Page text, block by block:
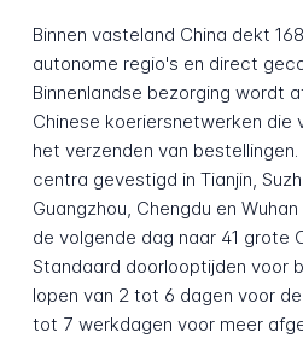
Binnen vasteland China dekt
autonome regio's en direct
Binnenlandse bezorging wordt
Chinese koeriersnetwerken die
het verzenden van
centra gevestigd in Tianjin,
Guangzhou, Chengdu en
de volgende dag naar 41 grote
Standaard doorlooptijden voor
lopen van 2 tot 6 dagen voor
tot 7 werkdagen voor meer